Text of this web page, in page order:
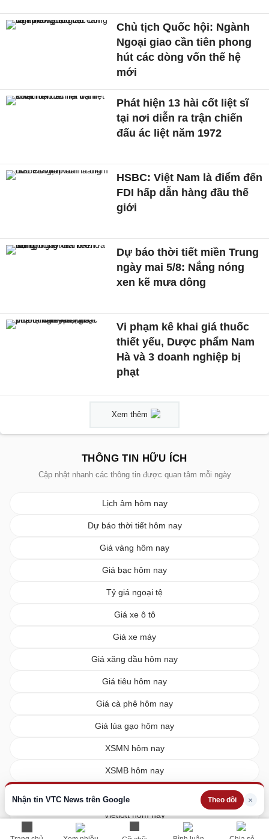
Nhận tin VTC News trên Google Theo dõi ×
Chủ tịch Quốc hội: Ngành
Ngoại giao cần tiên phong
hút các dòng vốn thế hệ
mới
Phát hiện 13 hài cốt liệt sĩ
tại nơi diễn ra trận chiến
đấu ác liệt năm 1972
HSBC: Việt Nam là điểm đến
FDI hấp dẫn hàng đầu thế
giới
Dự báo thời tiết miền Trung
ngày mai 5/8: Nắng nóng
xen kẽ mưa dông
Vi phạm kê khai giá thuốc
thiết yếu, Dược phẩm Nam
Hà và 3 doanh nghiệp bị
phạt
Xem thêm
THÔNG TIN HỮU ÍCH
Cập nhật nhanh các thông tin được quan tâm mỗi ngày
Lịch âm hôm nay
Dự báo thời tiết hôm nay
Giá vàng hôm nay
Giá bạc hôm nay
Tỷ giá ngoại tệ
Giá xe ô tô
Giá xe máy
Giá xăng dầu hôm nay
Giá tiêu hôm nay
Giá cà phê hôm nay
Giá lúa gạo hôm nay
XSMN hôm nay
XSMB hôm nay
Vietlott hôm nay